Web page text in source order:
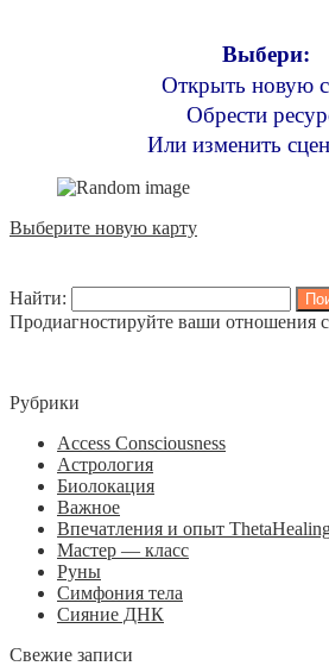
Выбери:
Открыть новую
Обрести
Или изменить
Выберите новую карту
Найти:
Продиагностируйте ваши отношения
Рубрики
Access Consciousness
Астрология
Биолокация
Важное
Впечатления и опыт
Мастер — класс
Руны
Симфония тела
Сияние ДНК
Свежие записи